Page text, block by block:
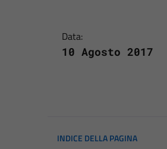
Data:
10 Agosto 2017
INDICE DELLA PAGINA